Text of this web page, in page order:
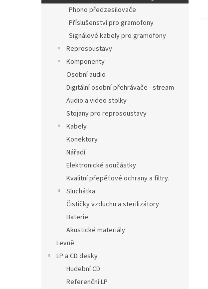
Phono předzesilovače
Příslušenství pro gramofony
Signálové kabely pro gramofony
Reprosoustavy
Komponenty
Osobní audio
Digitální osobní přehrávače - stream
Audio a video stolky
Stojany pro reprosoustavy
Kabely
Konektory
Nářadí
Elektronické součástky
Kvalitní přepěťové ochrany a filtry.
Sluchátka
Čističky vzduchu a sterilizátory
Baterie
Akustické materiály
Levně
LP a CD desky
Hudební CD
Referenční LP